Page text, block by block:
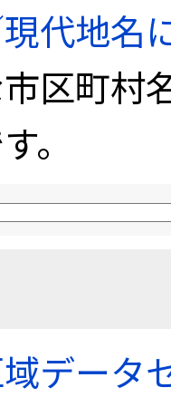
代地名
区町村
。
データ